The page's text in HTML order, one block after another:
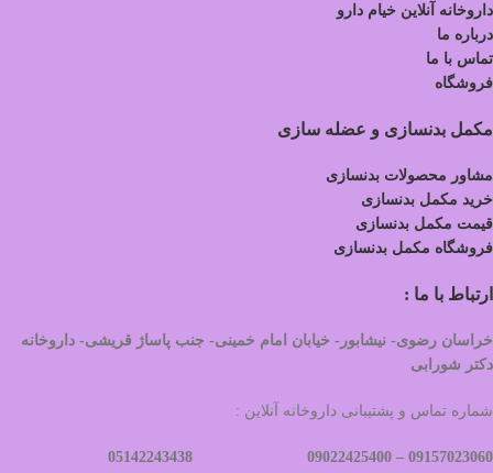
داروخانه آنلاین خیام دارو
درباره ما
تماس با ما
فروشگاه
مکمل بدنسازی و عضله سازی
مشاور محصولات بدنسازی
خرید مکمل بدنسازی
قیمت مکمل بدنسازی
فروشگاه مکمل بدنسازی
ارتباط با ما :
خراسان رضوی- نیشابور- خیابان امام خمینی- جنب پاساژ قریشی- داروخانه
دکتر شورابی
شماره تماس و پشتیبانی داروخانه آنلاین :
09157023060 –